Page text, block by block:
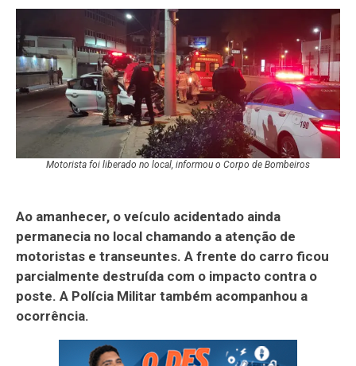
Motorista foi liberado no local, informou o Corpo de Bombeiros
Ao amanhecer, o veículo acidentado ainda
permanecia no local chamando a atenção de
motoristas e transeuntes. A frente do carro ficou
parcialmente destruída com o impacto contra o
poste. A Polícia Militar também acompanhou a
ocorrência.